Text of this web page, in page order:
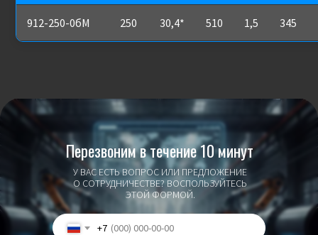
912-250-0бМ 250 30,4* 510 1,5 345
У ВАС ЕСТЬ ВОПРОС ИЛИ ПРЕДЛОЖЕНИЕ
О СОТРУДНИЧЕСТВЕ? ВОСПОЛЬЗУЙТЕСЬ
ЭТОЙ ФОРМОЙ.
Перезвоним в течение 10 минут
+7